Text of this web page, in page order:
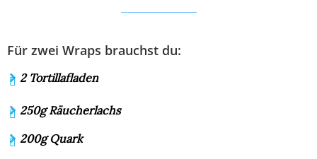
Für zwei Wraps brauchst du:
2 Tortillafladen
250g Räucherlachs
200g Quark